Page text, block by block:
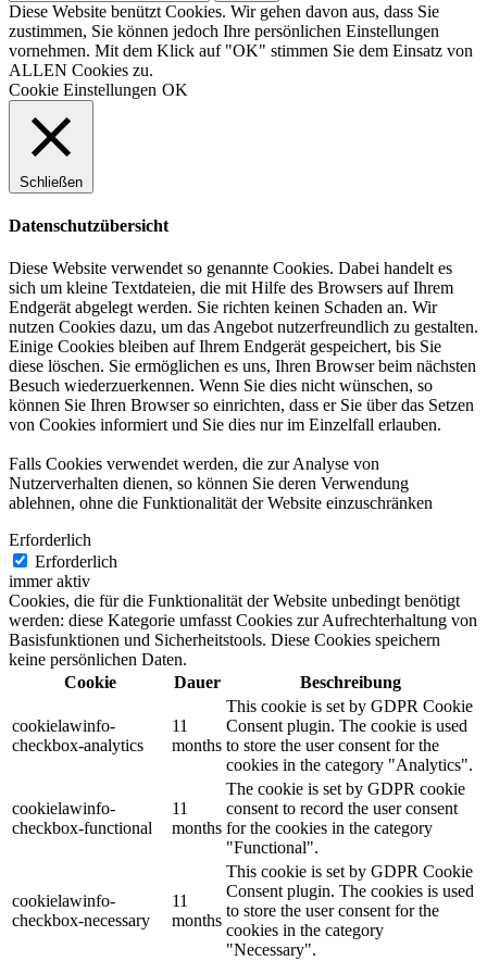
Diese Website benützt Cookies. Wir gehen davon aus, dass Sie
zustimmen, Sie können jedoch Ihre persönlichen Einstellungen
vornehmen. Mit dem Klick auf "OK" stimmen Sie dem Einsatz von
ALLEN Cookies zu.
Cookie Einstellungen OK
Schließen
Datenschutzübersicht
Diese Website verwendet so genannte Cookies. Dabei handelt es
sich um kleine Textdateien, die mit Hilfe des Browsers auf Ihrem
Endgerät abgelegt werden. Sie richten keinen Schaden an. Wir
nutzen Cookies dazu, um das Angebot nutzerfreundlich zu gestalten.
Einige Cookies bleiben auf Ihrem Endgerät gespeichert, bis Sie
diese löschen. Sie ermöglichen es uns, Ihren Browser beim nächsten
Besuch wiederzuerkennen. Wenn Sie dies nicht wünschen, so
können Sie Ihren Browser so einrichten, dass er Sie über das Setzen
von Cookies informiert und Sie dies nur im Einzelfall erlauben.
Falls Cookies verwendet werden, die zur Analyse von
Nutzerverhalten dienen, so können Sie deren Verwendung
ablehnen, ohne die Funktionalität der Website einzuschränken
Erforderlich
Erforderlich
immer aktiv
Cookies, die für die Funktionalität der Website unbedingt benötigt
werden: diese Kategorie umfasst Cookies zur Aufrechterhaltung von
Basisfunktionen und Sicherheitstools. Diese Cookies speichern
keine persönlichen Daten.
Cookie
Dauer Beschreibung
cookielawinfo-
checkbox-analytics
11
months
This cookie is set by GDPR Cookie
Consent plugin. The cookie is used
to store the user consent for the
cookies in the category "Analytics".
cookielawinfo-
checkbox-functional
11
months
The cookie is set by GDPR cookie
consent to record the user consent
for the cookies in the category
"Functional".
cookielawinfo-
checkbox-necessary
11
months
This cookie is set by GDPR Cookie
Consent plugin. The cookies is used
to store the user consent for the
cookies in the category
"Necessary".